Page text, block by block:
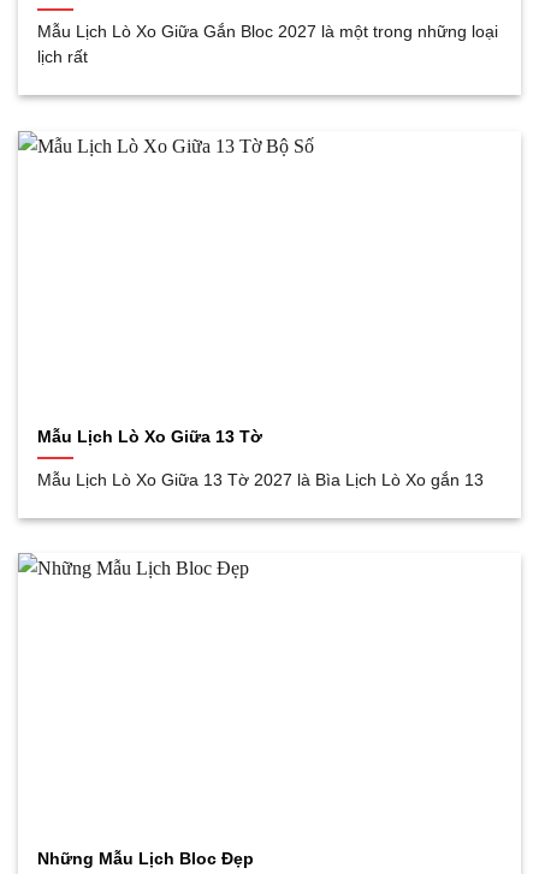
Mẫu Lịch Lò Xo Giữa Gắn Bloc 2027 là một trong những loại
lịch rất
Mẫu Lịch Lò Xo Giữa 13 Tờ
Mẫu Lịch Lò Xo Giữa 13 Tờ 2027 là Bìa Lịch Lò Xo gắn 13
Những Mẫu Lịch Bloc Đẹp